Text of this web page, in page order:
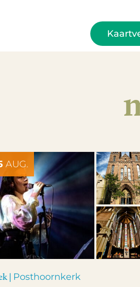
AUG.
| Posthoornkerk